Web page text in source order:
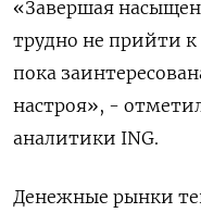
«Завершая
трудно не прийти
пока
настроя», -
аналитики ING.
Денежные рынки